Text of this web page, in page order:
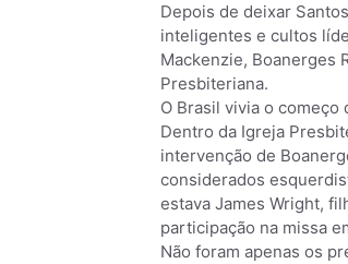
Depois de deixar
inteligentes e cultos
Mackenzie, Boanerges
Presbiteriana.
O Brasil vivia o
Dentro da Igreja
intervenção de
considerados
estava James Wright,
participação na missa
Não foram apenas os